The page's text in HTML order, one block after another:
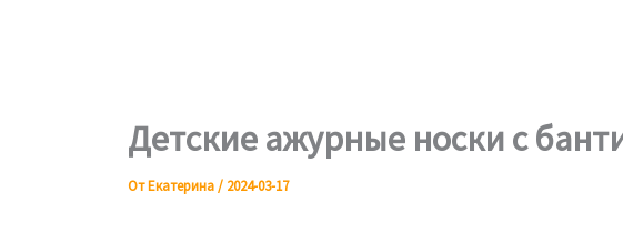
Детские ажурные носки с
ОтЕкатерина/ 2024-03-17